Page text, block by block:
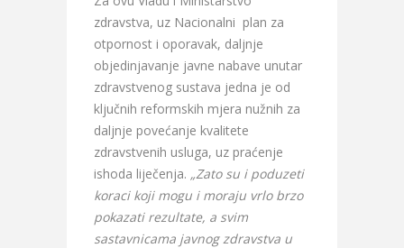
zdravstva, uz Nacionalni plan za
otpornost i oporavak, daljnje
objedinjavanje javne nabave unutar
zdravstvenog sustava jedna je od
ključnih reformskih mjera nužnih za
daljnje povećanje kvalitete
zdravstvenih usluga, uz praćenje
ishoda liječenja. „Zato su i poduzeti
koraci koji mogu i moraju vrlo brzo
pokazati rezultate, a svim
sastavnicama javnog zdravstva u